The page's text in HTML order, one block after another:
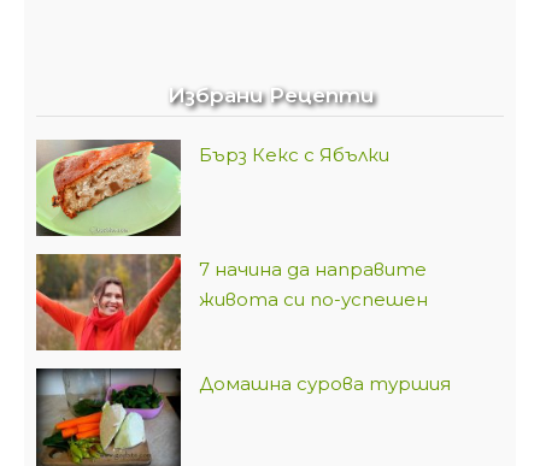
Избрани Рецепти
Бърз Кекс с Ябълки
7 начина да направите
живота си по-успешен
Домашна сурова туршия